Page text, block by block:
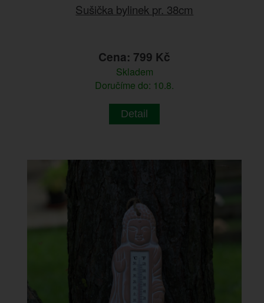
Sušička bylinek pr. 38cm
Cena: 799 Kč
Skladem
Doručíme do: 10.8.
Detail